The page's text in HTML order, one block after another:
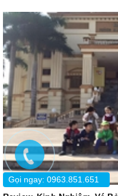
Gọi ngay: 0963.851.651